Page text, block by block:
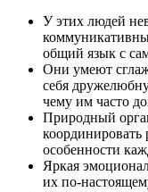
У этих людей
общий язык с
Они умеют
себя
чему им часто
Природный
координировать
особенности
Яркая
их по-